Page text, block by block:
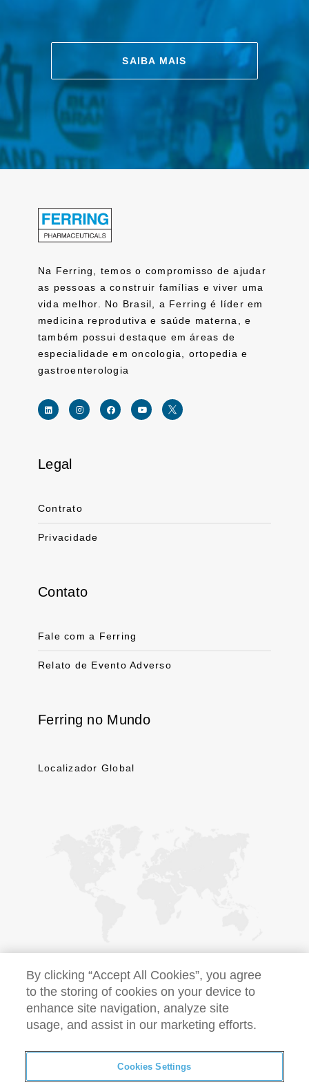
SAIBA MAIS
Na Ferring, temos o compromisso de ajudar
as pessoas a construir famílias e viver uma
vida melhor. No Brasil, a Ferring é líder em
medicina reprodutiva e saúde materna, e
também possui destaque em áreas de
especialidade em oncologia, ortopedia e
gastroenterologia
Legal
Contrato
Privacidade
Contato
Fale com a Ferring
Relato de Evento Adverso
Ferring no Mundo
Localizador Global
Este site corporativo global fornece informações gerais sobre
ou seus produtos em um país específico, selecione seu país
no Localizador Global. FERRING, o logotipo da FERRING
PHARMACEUTICALS e outros nomes comerciais de produtos
By clicking “Accept All Cookies”, you agree
to the storing of cookies on your device to
enhance site navigation, analyze site
usage, and assist in our marketing efforts.
Cookies Settings